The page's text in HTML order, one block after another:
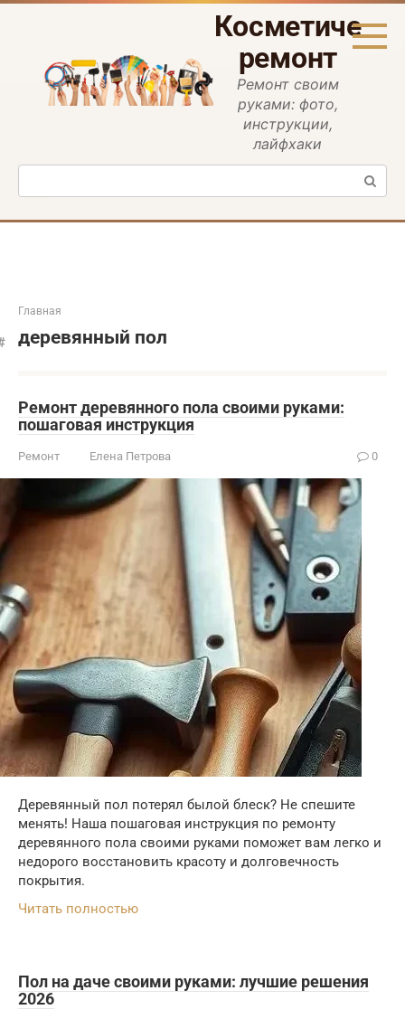
Перейти
ремонт
Ремонт своим
руками: фото,
инструкции,
лайфхаки
Поиск:
Главная
деревянный пол
Ремонт деревянного пола своими руками:
пошаговая инструкция
Ремонт Елена Петрова 0
Деревянный пол потерял былой блеск? Не спешите
менять! Наша пошаговая инструкция по ремонту
деревянного пола своими руками поможет вам легко и
недорого восстановить красоту и долговечность
покрытия.
Читать полностью
Пол на даче своими руками: лучшие решения
2026